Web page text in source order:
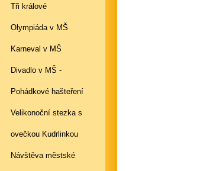
Tři králové
Olympiáda v MŠ
Karneval v MŠ
Divadlo v MŠ -
Pohádkové hašteření
Velikonoční stezka s
ovečkou Kudrlinkou
Návštěva městské